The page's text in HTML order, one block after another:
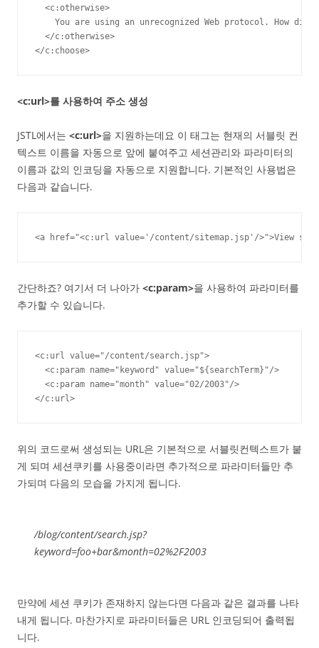
<c:otherwise>
You are using an unrecognized Web protocol. How did
</c:otherwise>
</c:choose>
<c:url>를 사용하여 주소 생성
JSTL에서는 <c:url>을 지원하는데요 이 태그는 현재의 서블릿 컨
텍스트 이름을 자동으로 앞에 붙여주고 세션관리와 파라미터의
이름과 값의 인코딩을 자동으로 지원합니다. 기본적인 사용법은
다음과 같습니다.
<a href="<c:url value='/content/sitemap.jsp'/>">View
간단하죠? 여기서 더 나아가 <c:param>을 사용하여 파라미터를
추가할 수 있습니다.
<c:url value="/content/search.jsp">
<c:param name="keyword" value="${searchTerm}"/>
<c:param name="month" value="02/2003"/>
</c:url>
위의 코드로써 생성되는 URL은 기본적으로 서블릿컨텍스트가 붙
게 되며 세션쿠키를 사용중이라면 추가적으로 파라미터들만 추
가되며 다음의 모습을 가지게 됩니다.
/blog/content/search.jsp?
keyword=foo+bar&month=02%2F2003
만약에 세션 쿠키가 존재하지 않는다면 다음과 같은 결과를 나타
내게 됩니다. 마찬가지로 파라미터들은 URL 인코딩되어 출력됩
니다.